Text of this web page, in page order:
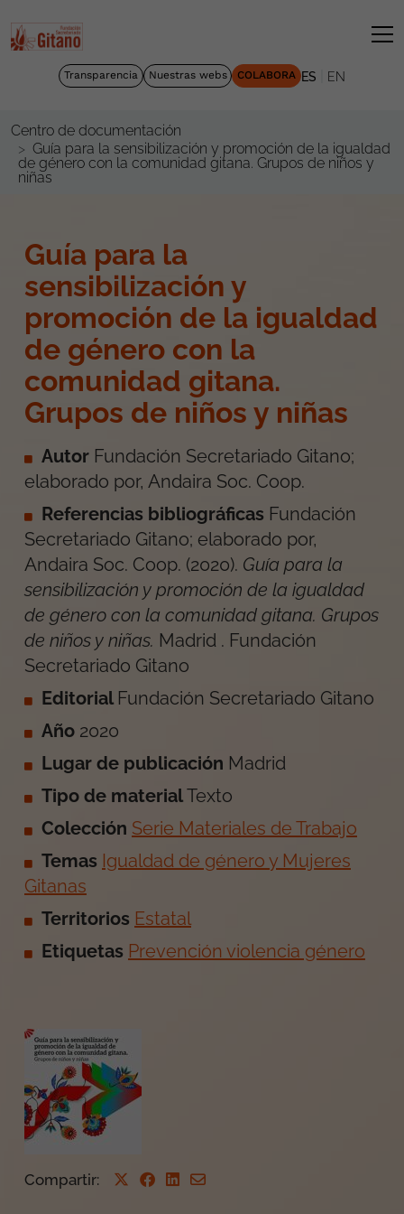
Transparencia Nuestras webs COLABORA ES EN
Centro de documentación
Guía para la sensibilización y promoción de la igualdad
de género con la comunidad gitana. Grupos de niños y
niñas
Guía para la
sensibilización y
promoción de la igualdad
de género con la
comunidad gitana.
Grupos de niños y niñas
Autor Fundación Secretariado Gitano;
elaborado por, Andaira Soc. Coop.
Referencias bibliográficas Fundación
Secretariado Gitano; elaborado por,
Andaira Soc. Coop. (2020). Guía para la
sensibilización y promoción de la igualdad
de género con la comunidad gitana. Grupos
de niños y niñas. Madrid . Fundación
Secretariado Gitano
Editorial Fundación Secretariado Gitano
Año 2020
Lugar de publicación Madrid
Tipo de material Texto
Colección Serie Materiales de Trabajo
Temas Igualdad de género y Mujeres
Gitanas
Territorios Estatal
Etiquetas Prevención violencia género
Compartir: